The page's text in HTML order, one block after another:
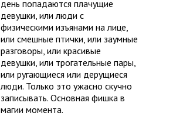
день попадаются плачущие
девушки, или люди с
физическими изъянами на лице,
или смешные птички, или заумные
разговоры, или красивые
девушки, или трогательные пары,
или ругающиеся или дерущиеся
люди. Только это ужасно скучно
записывать. Основная фишка в
магии момента.